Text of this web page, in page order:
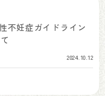
不妊症ガイドライン
2024.10.12